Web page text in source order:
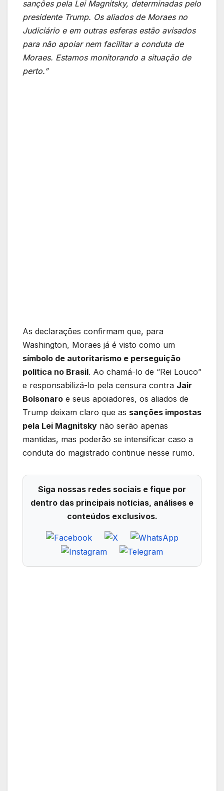
sanções pela Lei Magnitsky, determinadas pelo
presidente Trump. Os aliados de Moraes no
Judiciário e em outras esferas estão avisados
para não apoiar nem facilitar a conduta de
Moraes. Estamos monitorando a situação de
perto.”
As declarações confirmam que, para
Washington, Moraes já é visto como um
símbolo de autoritarismo e perseguição
política no Brasil. Ao chamá-lo de “Rei Louco”
e responsabilizá-lo pela censura contra Jair
Bolsonaro e seus apoiadores, os aliados de
Trump deixam claro que as sanções impostas
pela Lei Magnitsky não serão apenas
mantidas, mas poderão se intensificar caso a
conduta do magistrado continue nesse rumo.
Siga nossas redes sociais e fique por
dentro das principais notícias, análises e
conteúdos exclusivos.